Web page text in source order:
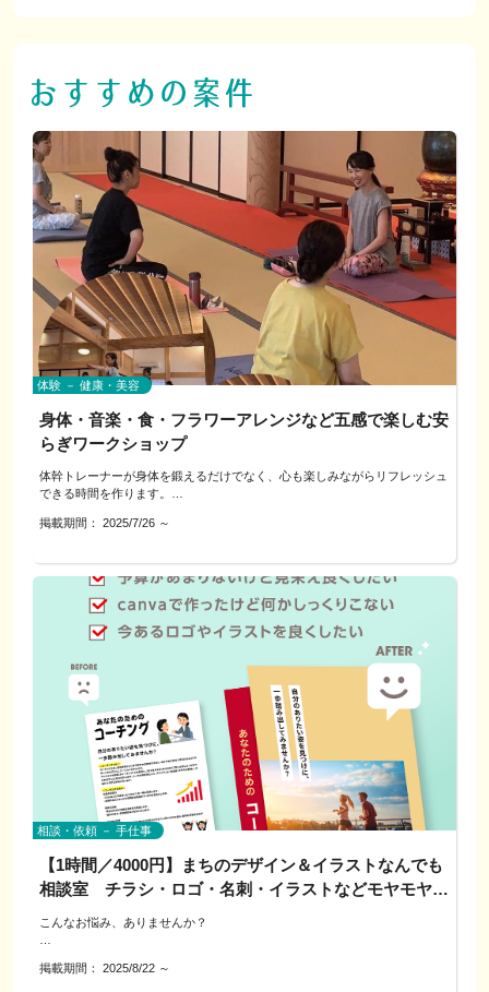
体験 － 健康・美容
身体・音楽・食・フラワーアレンジなど五感で楽しむ安
らぎワークショップ
体幹トレーナーが身体を鍛えるだけでなく、心も楽しみながらリフレッシュ
できる時間を作ります。
ハワイアンの音楽に癒されながら、ティータイムを楽しみましょう！
ジメントなど、心と身体が安らぐワークショップを開催します。
皆さんが集まる場所への出張も承っております。ぜひ、どんな安らぎ時間を
過ごしたいかご相談ください。
・忙しい日常から離れて、心身をリフレッシュしたい方
・運動が苦手でも、楽しく身体を動かしたいと思っている方
・フラやハワイアン音楽が好きな方
・おしゃれなティータイムで楽しみながら交流したい方
・美容や健康に気を使っている方
・ストレスや疲れを癒すリラクゼーションを求めている方
・サークルのイベント、地域活動の一環をお探しの方
五感を解き放つ、癒しと創造のワークショップ
ハワイの風を感じる音楽、 優しいフレーバーのハーブティー、花の香りや
色彩と身体に優しいおやつを囲んで交流するティータイム
自分の感性をカタチにできる
っと軽くしてくれます。感性を解放し、日常の中に眠っていた創造力を取り
戻す特別な時間です。
掲載期間： 2025/7/26 ～
相談・依頼 － 手仕事
【1時間／4000円】まちのデザイン＆イラストなんでも
相談室 チラシ・ロゴ・名刺・イラストなどモヤモヤ解
こんなお悩み、ありませんか？
＜Canvaで形にはなったけど、あと一歩がわからない＞
掲載期間： 2025/8/22 ～